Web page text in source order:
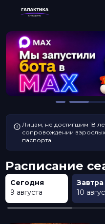
Лицам, не достигшим 18
сопровождении
паспорта.
Расписание
Сегодня
9 августа
Завтра
10